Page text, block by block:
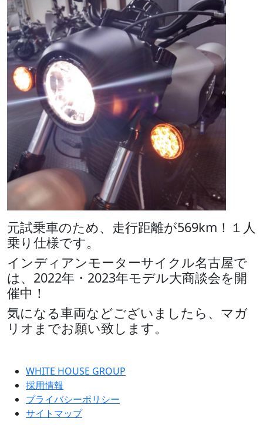
元試乗車のため、走行距離が569km！１人
乗り仕様です。
インディアンモーターサイクル名古屋で
は、2022年・2023年モデル大商談会を開
催中！
気になる車両などございましたら、マガ
リオまでお願い致します。
WHITE HOUSE GROUP
採用情報
プライバシーポリシー
サイトマップ